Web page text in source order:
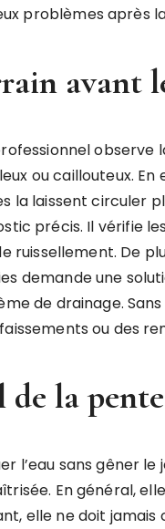
problèmes après
avant
observe
ou caillouteux.
la laissent circuler
précis. Il vérifie
ruissellement. De
demande une
de drainage.
ou des
de la pente
l’eau sans gêner
En général,
elle ne doit jamais